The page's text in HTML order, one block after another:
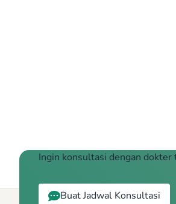
Ingin konsultasi dengan dokter
Buat Jadwal Konsultasi